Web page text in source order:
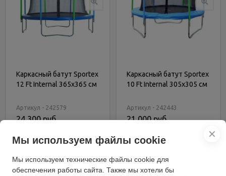
Каркасный батут Sportex
12 Ft Internal 365х365 см
Артикул - 242579
24 300 руб.
В корзину
Купить в 1 клик
Каркасный батут Sportex
10 Ft Internal 305х305 см
Артикул - 242443
21 000 руб.
В корзину
Купить в 1 клик
✕
Мы используем файлы cookie
Мы используем технические файлы cookie для
обеспечения работы сайта. Также мы хотели бы